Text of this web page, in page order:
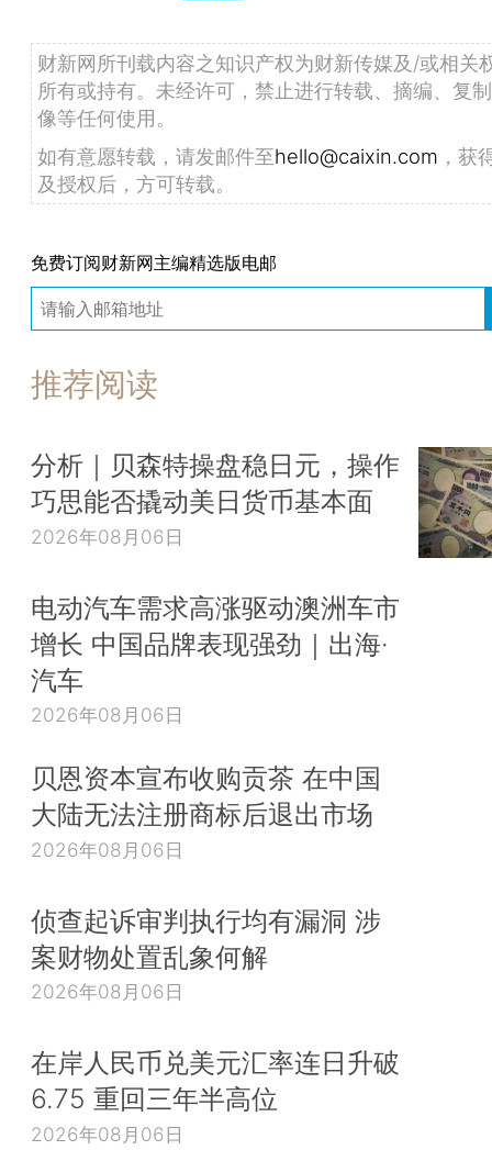
财新网所刊载内容之知识产权为财新传媒及/或相关
所有或持有。未经许可，禁止进行转载、摘编、复
像等任何使用。
如有意愿转载，请发邮件至hello@caixin.com ，获
及授权后，方可转载。
免费订阅财新网主编精选版电邮
推荐阅读
分析｜贝森特操盘稳日元，操作
巧思能否撬动美日货币基本面
2026年08月06日
电动汽车需求高涨驱动澳洲车市
增长 中国品牌表现强劲｜出海·
汽车
2026年08月06日
贝恩资本宣布收购贡茶 在中国
大陆无法注册商标后退出市场
2026年08月06日
侦查起诉审判执行均有漏洞 涉
案财物处置乱象何解
2026年08月06日
在岸人民币兑美元汇率连日升破
6.75 重回三年半高位
2026年08月06日